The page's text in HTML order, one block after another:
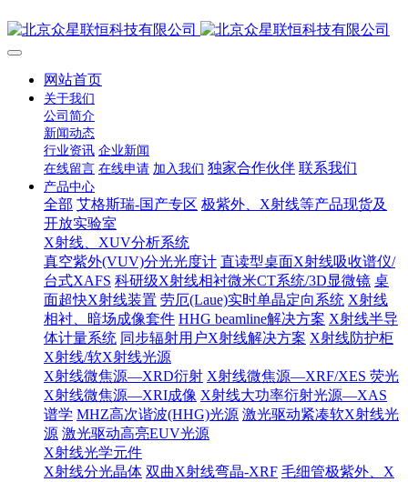
网站首页
关于我们
公司简介
新闻动态
行业资讯 企业新闻
在线留言 在线申请 加入我们 独家合作伙伴 联系我们
产品中心
全部 艾格斯瑞-国产专区 极紫外、X射线等产品现货及
开放实验室
X射线、XUV分析系统
真空紫外(VUV)分光光度计 直读型桌面X射线吸收谱仪/
台式XAFS 科研级X射线相衬微米CT系统/3D显微镜 桌
面超快X射线装置 劳厄(Laue)实时单晶定向系统 X射线
相衬、暗场成像套件 HHG beamline解决方案 X射线半导
体计量系统 同步辐射用户X射线解决方案 X射线防护柜
X射线/软X射线光源
X射线微焦源—XRD衍射 X射线微焦源—XRF/XES 荧光
X射线微焦源—XRI成像 X射线大功率衍射光源—XAS
谱学 MHZ高次谐波(HHG)光源 激光驱动紧凑软X射线光
源 激光驱动高亮EUV光源
X射线光学元件
X射线分光晶体 双曲X射线弯晶-XRF 毛细管极紫外、X